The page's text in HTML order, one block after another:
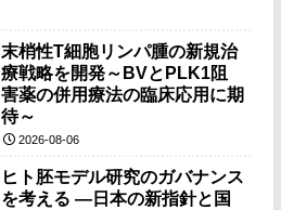
末梢性T細胞リンパ腫の新規治
療戦略を開発～BVとPLK1阻
害薬の併用療法の臨床応用に期
待～
2026-08-06
ヒト胚モデル研究のガバナンス
を考える ―日本の新指針と国